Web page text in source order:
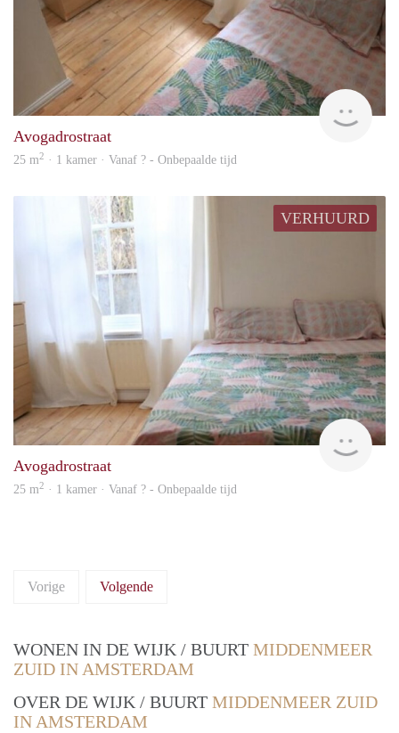
rent
Avogadrostraat
25 m2 · 1 kamer · Vanaf ? - Onbepaalde tijd
VERHUURD
Avogadrostraat
25 m2 · 1 kamer · Vanaf ? - Onbepaalde tijd
Vorige Volgende
WONEN IN DE WIJK / BUURT MIDDENMEER
ZUID IN AMSTERDAM
OVER DE WIJK / BUURT MIDDENMEER ZUID
IN AMSTERDAM